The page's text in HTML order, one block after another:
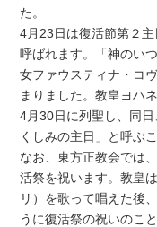
た。
4月23日は復活節第２
呼ばれます。「神のい
女ファウスティナ・コ
まりました。教皇ヨハ
4月30日に列聖し、同
くしみの主日」と呼ぶ
なお、東方正教会では
活祭を祝います。教皇
リ）を歌って唱えた後
うに復活祭の祝いのこ